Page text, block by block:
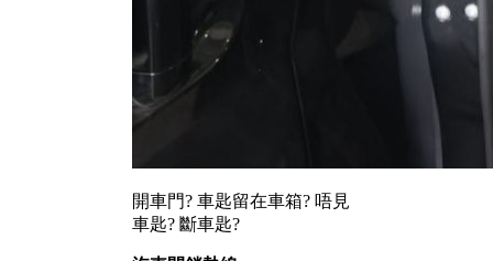
開車門? 車匙留在車箱? 唔見
車匙? 斷車匙?